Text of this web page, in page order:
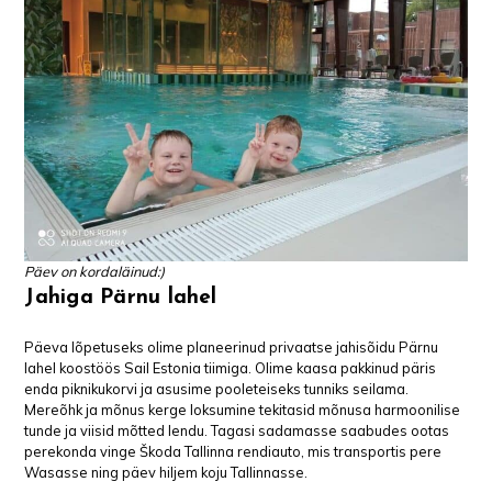
Päev on kordaläinud:)
Jahiga Pärnu lahel
Päeva lõpetuseks olime planeerinud privaatse jahisõidu Pärnu
lahel koostöös Sail Estonia tiimiga. Olime kaasa pakkinud päris
enda piknikukorvi ja asusime pooleteiseks tunniks seilama.
Mereõhk ja mõnus kerge loksumine tekitasid mõnusa harmoonilise
tunde ja viisid mõtted lendu. Tagasi sadamasse saabudes ootas
perekonda vinge Škoda Tallinna rendiauto, mis transportis pere
Wasasse ning päev hiljem koju Tallinnasse.